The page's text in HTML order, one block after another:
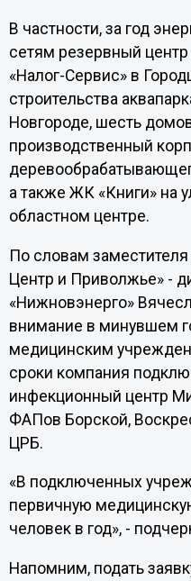
В частности, за год
сетям резервный
«Налог-Сервис» в
строительства
Новгороде, шесть
производственный
а также ЖК «Книги» на
областном центре.
По словам
Центр и Приволжье» -
«Нижновэнерго»
внимание в минувшем
медицинским
сроки компания
инфекционный центр
ФАПов Борской,
ЦРБ.
«В подключенных
первичную
человек в год», -
Напомним, подать